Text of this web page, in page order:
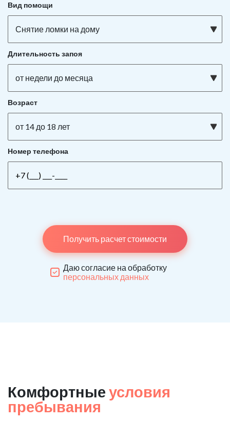
Вид помощи
Снятие ломки на дому
Длительность запоя
от недели до месяца
Возраст
от 14 до 18 лет
Номер телефона
Получить расчет стоимости
Даю согласие на обработку
персональных данных
Комфортные условия
пребывания